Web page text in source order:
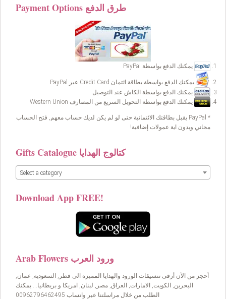
Payment Options طرق الدفع
يمكنك الدفع بواسطة PayPal
يمكنك الدفع بواسطة بطاقة ائتمان Credit Card عبر PayPal
يمكنك الدفع بواسطة الكاش عند التوصيل
يمكنك الدفع بواسطة التحويل السريع من المصارف Western Union
* PayPal يقبل بطاقتك الائتمانية حتى لو لم يكن لديك حساب معهم, فتح الحساب
مجاني وبدون اية عمولات إضافية!
Gifts Catalogue كتالوج الهدايا
Select a category
Download App FREE!
Arab Flowers ورود العرب
أحجز من الآن أرقى تنسيقات الورود والهدايا المميزة الى قطر, السعودية, عمان,
البحرين, الكويت, الامارات, العراق, مصر, لبنان, امريكا و بريطانيا… يمكنك
الطلب من خلال مراسلتنا عبر واتساب 00962796462495